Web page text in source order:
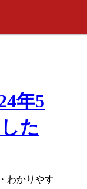
年5
た
わかりやす